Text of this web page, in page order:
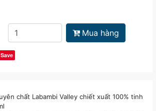
Mua hàng
Save
chất Labambi Valley chiết xuất 100% tinh